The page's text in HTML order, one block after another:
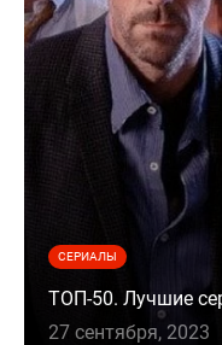
СЕРИАЛЫ
ТОП-50. Лучшие
27 сентября, 2023